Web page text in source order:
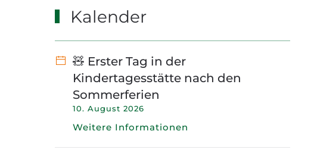
Kalender
🧸 Erster Tag in der
Kindertagesstätte nach den
Sommerferien
10. August 2026
Weitere Informationen